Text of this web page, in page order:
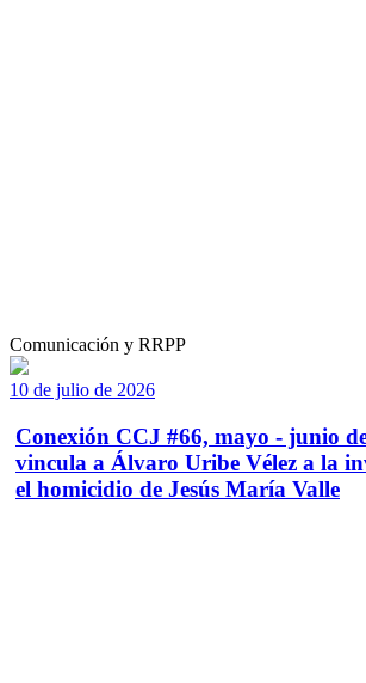
Comunicación y RRPP
10 de julio de 2026
Conexión CCJ #66, mayo - junio
vincula a Álvaro Uribe Vélez a la
el homicidio de Jesús María Valle